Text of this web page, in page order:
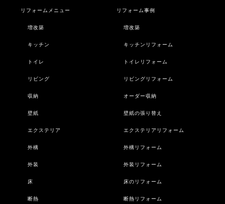
リフォームメニュー
増改築
キッチン
トイレ
リビング
収納
壁紙
エクステリア
外構
外装
床
断熱
リフォーム事例
増改築
キッチンリフォーム
トイレリフォーム
リビングリフォーム
オーダー収納
壁紙の張り替え
エクステリアリフォーム
外構リフォーム
外装リフォーム
床のリフォーム
断熱リフォーム